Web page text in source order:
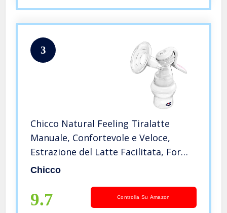
3
Chicco Natural Feeling Tiralatte
Manuale, Confortevole e Veloce,
Estrazione del Latte Facilitata, Forma
Ergonomica, con Tettarella Inclinata
Biberon – 150 ml
Chicco
9.7 Controlla Su Amazon